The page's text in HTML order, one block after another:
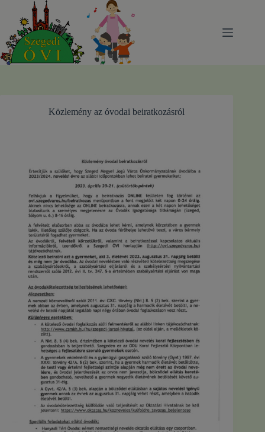
content
Közlemény az óvodai beiratkozásról